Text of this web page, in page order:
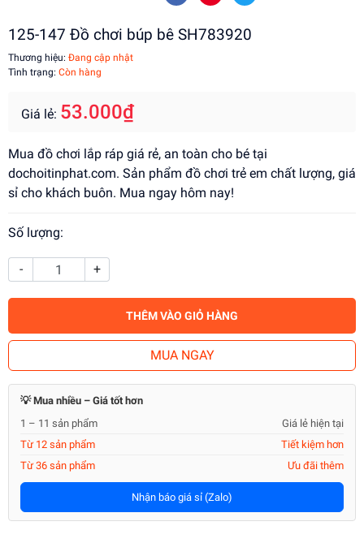
125-147 Đồ chơi búp bê SH783920
Thương hiệu: Đang cập nhật
Tình trạng: Còn hàng
Giá lẻ: 53.000₫
Mua đồ chơi lắp ráp giá rẻ, an toàn cho bé tại
dochoitinphat.com. Sản phẩm đồ chơi trẻ em chất lượng, giá
sỉ cho khách buôn. Mua ngay hôm nay!
Số lượng:
- +
THÊM VÀO GIỎ HÀNG
MUA NGAY
💡 Mua nhiều – Giá tốt hơn
1 – 11 sản phẩm
Giá lẻ hiện tại
Từ 12 sản phẩm
Tiết kiệm hơn
Từ 36 sản phẩm
Ưu đãi thêm
Nhận báo giá sỉ (Zalo)